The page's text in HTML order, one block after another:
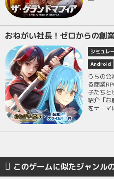
おねがい社長！ゼロからの創
シミュレ
Android
うちの会
る商業
子たちと
紹介「お
をテーマ
このゲームに似たジャンル